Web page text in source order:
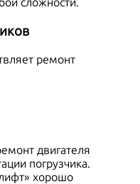
сложности.
ремонт
двигателя
погрузчика.
хорошо